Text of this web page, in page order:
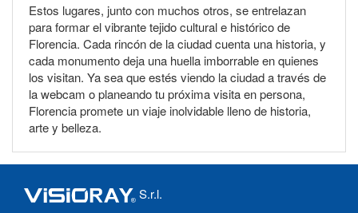
Estos lugares, junto con muchos otros, se entrelazan
para formar el vibrante tejido cultural e histórico de
Florencia. Cada rincón de la ciudad cuenta una historia, y
cada monumento deja una huella imborrable en quienes
los visitan. Ya sea que estés viendo la ciudad a través de
la webcam o planeando tu próxima visita en persona,
Florencia promete un viaje inolvidable lleno de historia,
arte y belleza.
S.r.l.